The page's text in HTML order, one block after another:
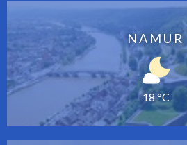
NAMUR
18 °C